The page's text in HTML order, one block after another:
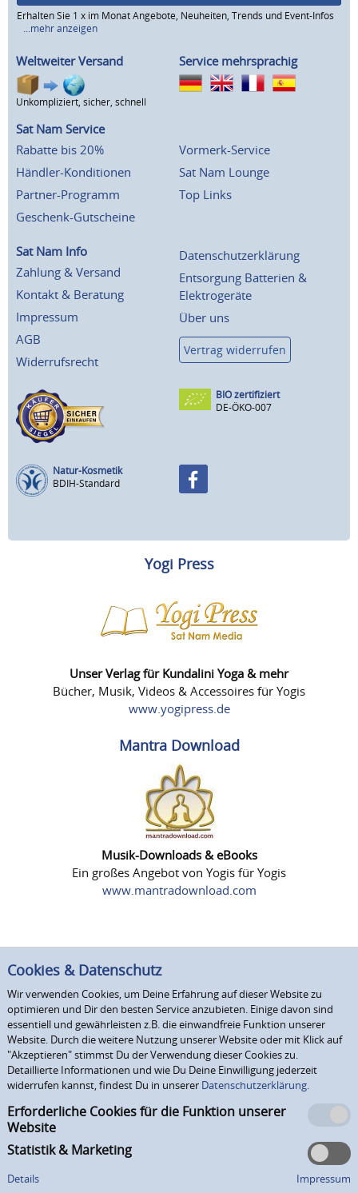
Erhalten Sie 1 x im Monat Angebote, Neuheiten, Trends und Event-Infos
...mehr anzeigen
Weltweiter Versand
Unkompliziert, sicher, schnell
Service mehrsprachig
Sat Nam Service
Rabatte bis 20%
Händler-Konditionen
Partner-Programm
Geschenk-Gutscheine
Vormerk-Service
Sat Nam Lounge
Top Links
Sat Nam Info
Zahlung & Versand
Kontakt & Beratung
Impressum
AGB
Widerrufsrecht
Datenschutzerklärung
Entsorgung Batterien &
Elektrogeräte
Über uns
Vertrag widerrufen
BIO zertifiziert
DE-ÖKO-007
Natur-Kosmetik
BDIH-Standard
Yogi Press
Unser Verlag für Kundalini Yoga & mehr
Bücher, Musik, Videos & Accessoires für Yogis
www.yogipress.de
Mantra Download
Musik-Downloads & eBooks
Ein großes Angebot von Yogis für Yogis
www.mantradownload.com
Cookies & Datenschutz
Wir verwenden Cookies, um Deine Erfahrung auf dieser Website zu
optimieren und Dir den besten Service anzubieten. Einige davon sind
essentiell und gewährleisten z.B. die einwandfreie Funktion unserer
Website. Durch die weitere Nutzung unserer Website oder mit Klick auf
"Akzeptieren" stimmst Du der Verwendung dieser Cookies zu.
Detaillierte Informationen und wie Du Deine Einwilligung jederzeit
widerrufen kannst, findest Du in unserer Datenschutzerklärung.
Erforderliche Cookies für die Funktion unserer
Website
Statistik & Marketing
Details Impressum